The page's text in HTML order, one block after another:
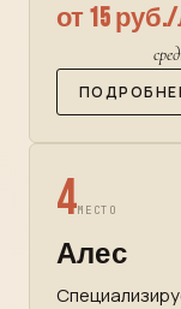
от 15
4МЕСТО
Алес